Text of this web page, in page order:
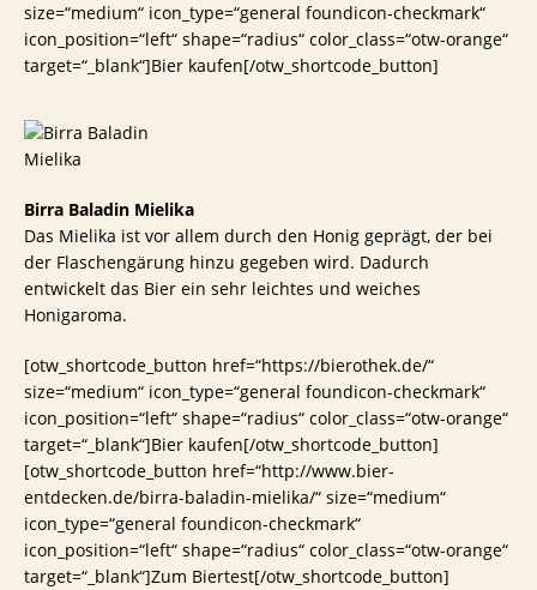
size=“medium“ icon_type=“general foundicon-checkmark“
icon_position=“left“ shape=“radius“ color_class=“otw-orange“
target=“_blank“]Bier kaufen[/otw_shortcode_button]
Birra Baladin Mielika
Das Mielika ist vor allem durch den Honig geprägt, der bei
der Flaschengärung hinzu gegeben wird. Dadurch
entwickelt das Bier ein sehr leichtes und weiches
Honigaroma.
[otw_shortcode_button href=“https://bierothek.de/“
size=“medium“ icon_type=“general foundicon-checkmark“
icon_position=“left“ shape=“radius“ color_class=“otw-orange“
target=“_blank“]Bier kaufen[/otw_shortcode_button]
[otw_shortcode_button href=“http://www.bier-
entdecken.de/birra-baladin-mielika/“ size=“medium“
icon_type=“general foundicon-checkmark“
icon_position=“left“ shape=“radius“ color_class=“otw-orange“
target=“_blank“]Zum Biertest[/otw_shortcode_button]